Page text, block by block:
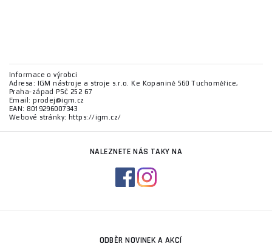
Informace o výrobci
Adresa: IGM nástroje a stroje s.r.o. Ke Kopanině 560 Tuchoměřice,
Praha-západ PSČ 252 67
Email: prodej@igm.cz
EAN: 8019296007343
Webové stránky: https://igm.cz/
NALEZNETE NÁS TAKY NA
ODBĚR NOVINEK A AKCÍ